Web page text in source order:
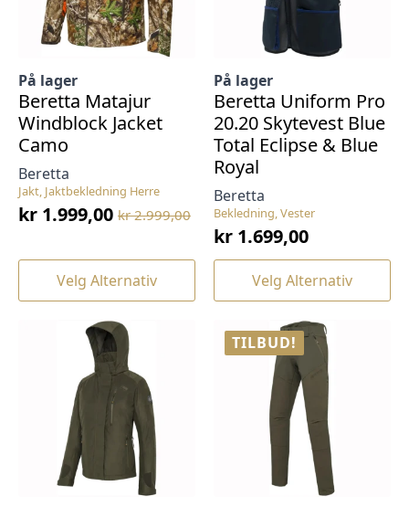
produktsiden
produktsiden
Jakt, Jaktbekledning Herre
Beretta
På lager
Beretta Matajur
Windblock Jacket
Camo
kr2.999,00
Opprinnelig
var:
kr 2.999,00.
kr 1.999,00
Nåværende
er:
kr 1.999,00.
Velg Alternativ
Dette
produktet
Alternativene
produktsiden
Bekledning, Vester
Beretta
På lager
Beretta Uniform Pro
20.20 Skytevest Blue
Total Eclipse & Blue
Royal
kr 1.699,00
Velg Alternativ
Dette
produktet
flere
varianter.
Alternativene
produktsiden
TILBUD!